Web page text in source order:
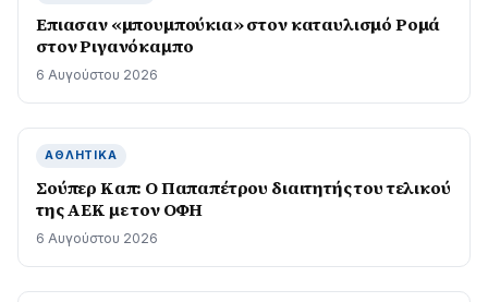
Επιασαν «µπουµπούκια» στον καταυλισµό Ροµά
στον Ριγανόκαμπο
6 Αυγούστου 2026
ΑΘΛΗΤΙΚΆ
Σούπερ Καπ: Ο Παπαπέτρου διαιτητής του τελικού
της ΑΕΚ με τον ΟΦΗ
6 Αυγούστου 2026